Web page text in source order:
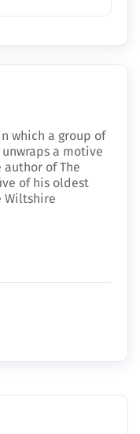
which a group of
a motive
author of The
of his oldest
Wiltshire